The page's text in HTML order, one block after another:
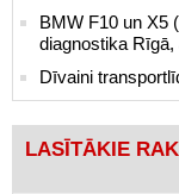
BMW F10 un X5
diagnostika
Dīvaini
LASĪTĀKIE